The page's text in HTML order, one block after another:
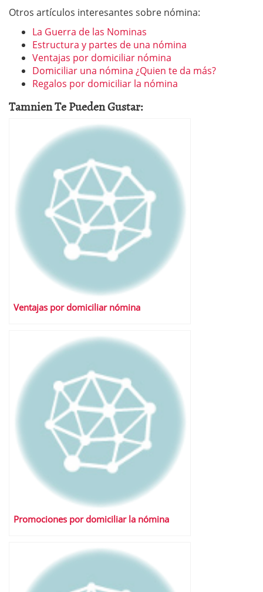
Otros artículos interesantes sobre nómina:
La Guerra de las Nominas
Estructura y partes de una nómina
Ventajas por domiciliar nómina
Domiciliar una nómina ¿Quien te da más?
Regalos por domiciliar la nómina
Tamnien Te Pueden Gustar:
Ventajas por domiciliar nómina
Promociones por domiciliar la nómina